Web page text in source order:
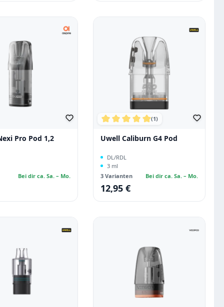
Pro Pod 1,2
Bei dir ca. Sa. – Mo.
(1)
Uwell Caliburn G4 Pod
DL/RDL
3 ml
3 Varianten
Bei dir ca. Sa. – Mo.
Regulärer Preis:
12,95 €